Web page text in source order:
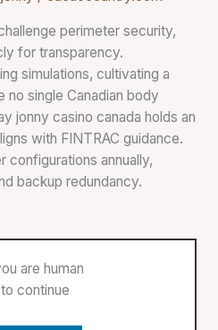
perimeter security,
for transparency.
simulations, cultivating a
single Canadian body
jonny casino canada holds an
with FINTRAC guidance.
configurations annually,
backup redundancy.
are human
continue